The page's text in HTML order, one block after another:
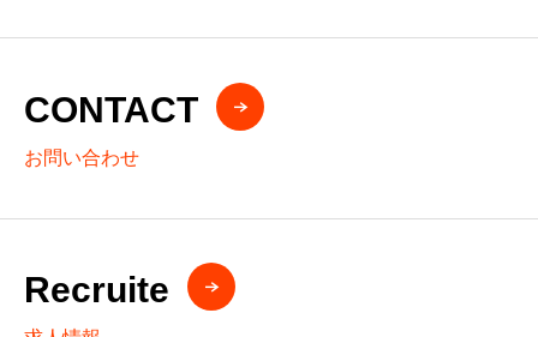
CONTACT
お問い合わせ
Recruite